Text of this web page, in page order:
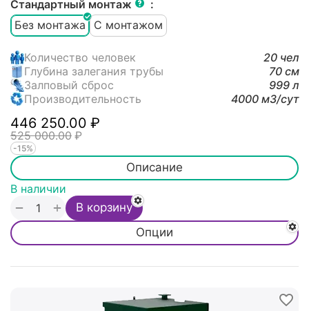
Стандартный монтаж
:
Без монтажа
С монтажом
Количество человек
20 чел
Глубина залегания трубы
70 см
Залповый сброс
999 л
Производительность
4000 м3/cут
446 250.00 ₽
525 000.00 ₽
-15%
Описание
Опции
В наличии
+
− В корзину